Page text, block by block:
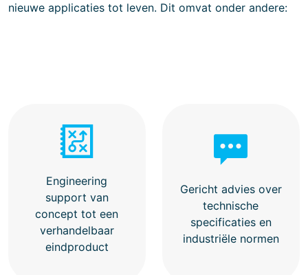
nieuwe applicaties tot leven. Dit omvat onder andere:
Engineering
support van
concept tot een
verhandelbaar
eindproduct
Gericht advies over
technische
specificaties en
industriële normen